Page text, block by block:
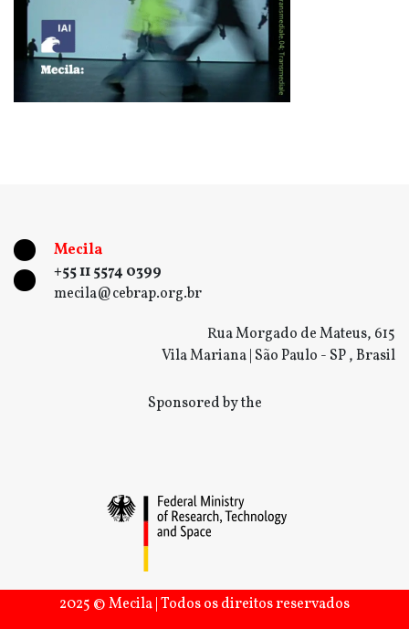
Mecila
+55 11 5574 0399
mecila@cebrap.org.br
Rua Morgado de Mateus, 615
Vila Mariana | São Paulo - SP , Brasil
Sponsored by the
2025 © Mecila | Todos os direitos reservados